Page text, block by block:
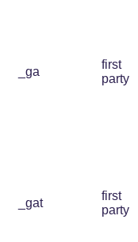
_ga
first
party
_gat
first
party